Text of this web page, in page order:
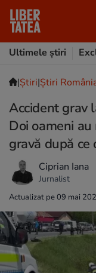
Ultimele știri
|Ştiri|Știri
Accident grav
Doi oameni
gravă după
Ciprian Iana
Jurnalist
Actualizat pe 09 mai